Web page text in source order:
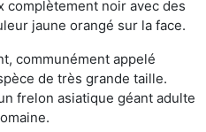
complètement noir avec des
jaune orangé sur la face.
communément appelé
de très grande taille.
frelon asiatique géant adulte